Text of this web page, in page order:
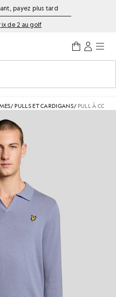
principal
payez plus tard
de 2 au golf
prédictive
/ PULLS ET CARDIGANS/ PULL À COL